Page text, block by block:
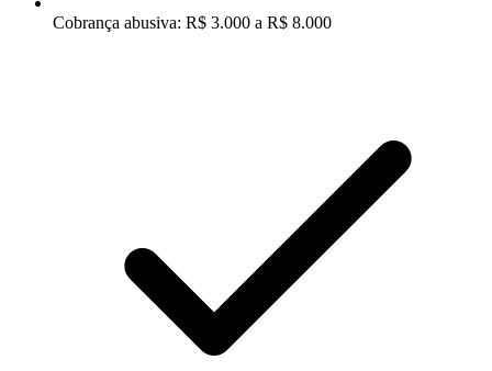
Cobrança abusiva: R$ 3.000 a R$ 8.000